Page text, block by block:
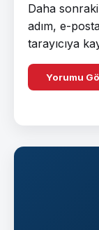
Daha
adım, e-
tarayıcıya